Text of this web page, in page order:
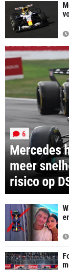
Mercedes
meer
risico op
6